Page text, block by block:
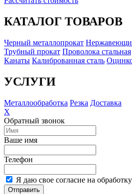
КАТАЛОГ ТОВАРОВ
Черный металлопрокат
Трубный прокат Проволока стальная
Канаты Калиброванная сталь
УСЛУГИ
Металлообработка Резка Доставка
X
Обратный звонок
Ваше имя
Телефон
Я даю свое согласие на
Отправить